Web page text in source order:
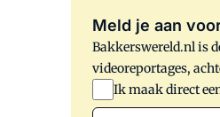
Meld je aan
Bakkerswereld.nl is
videoreportages,
Ik maak direct